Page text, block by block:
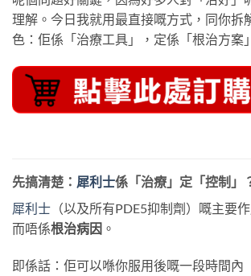
理解。今日我就用最直接嘅方式，同你拆
色：佢係「治療工具」，定係「根治方案
先搞清楚： 犀利士係「治療」定「控制」
犀利士 （以及所有PDE5抑制劑）嘅主要
而唔係根治病因 。
即係話：佢可以喺你服用後嘅一段時間內